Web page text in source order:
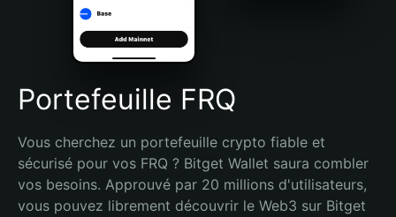
Português (Brasil)
Español (Argentina)
Portefeuille FRQ
Vous cherchez un portefeuille crypto fiable et
sécurisé pour vos FRQ ? Bitget Wallet saura combler
vos besoins. Approuvé par 20 millions d'utilisateurs,
vous pouvez librement découvrir le Web3 sur Bitget